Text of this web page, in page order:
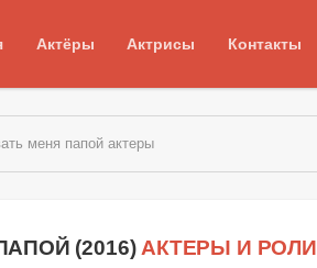
Актёры Актрисы Контакты
меня папой актеры
(2016) АКТЕРЫ И РОЛИ